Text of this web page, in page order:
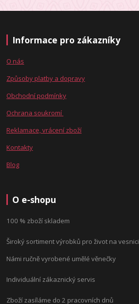
Informace pro zákazníky
O nás
Způsoby platby a dopravy
Obchodní podmínky
Ochrana soukromí
Reklamace, vrácení zboží
Kontakty
Blog
O e-shopu
100 % zboží skladem
Široký sortiment výrobků pro život na vesnici
Námi ručně vyrobené umělé věnečky
Individuální zákaznický servis
Zboží zasíláme do 2 pracovních dnů